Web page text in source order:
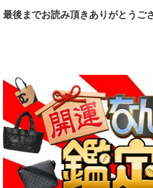
最後までお読み頂きありがとうご